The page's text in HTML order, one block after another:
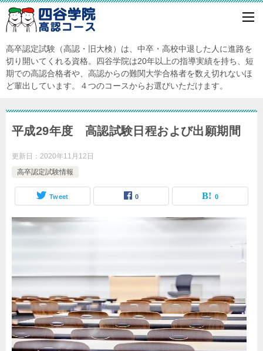
高卒認定試験（高認・旧大検）は、中卒・高校中退した人に進路を
切り開いてくれる資格。四谷学院は20年以上の指導実績を持ち、短
期での高認合格者や、高認からの難関大学合格者を数え切れないほ
ど輩出しています。４つのコースからお選びいただけます。
平成29年度 高認試験日程および出願期間
更新日： 2020年11月12日
高卒認定試験情報
Tweet 0 0